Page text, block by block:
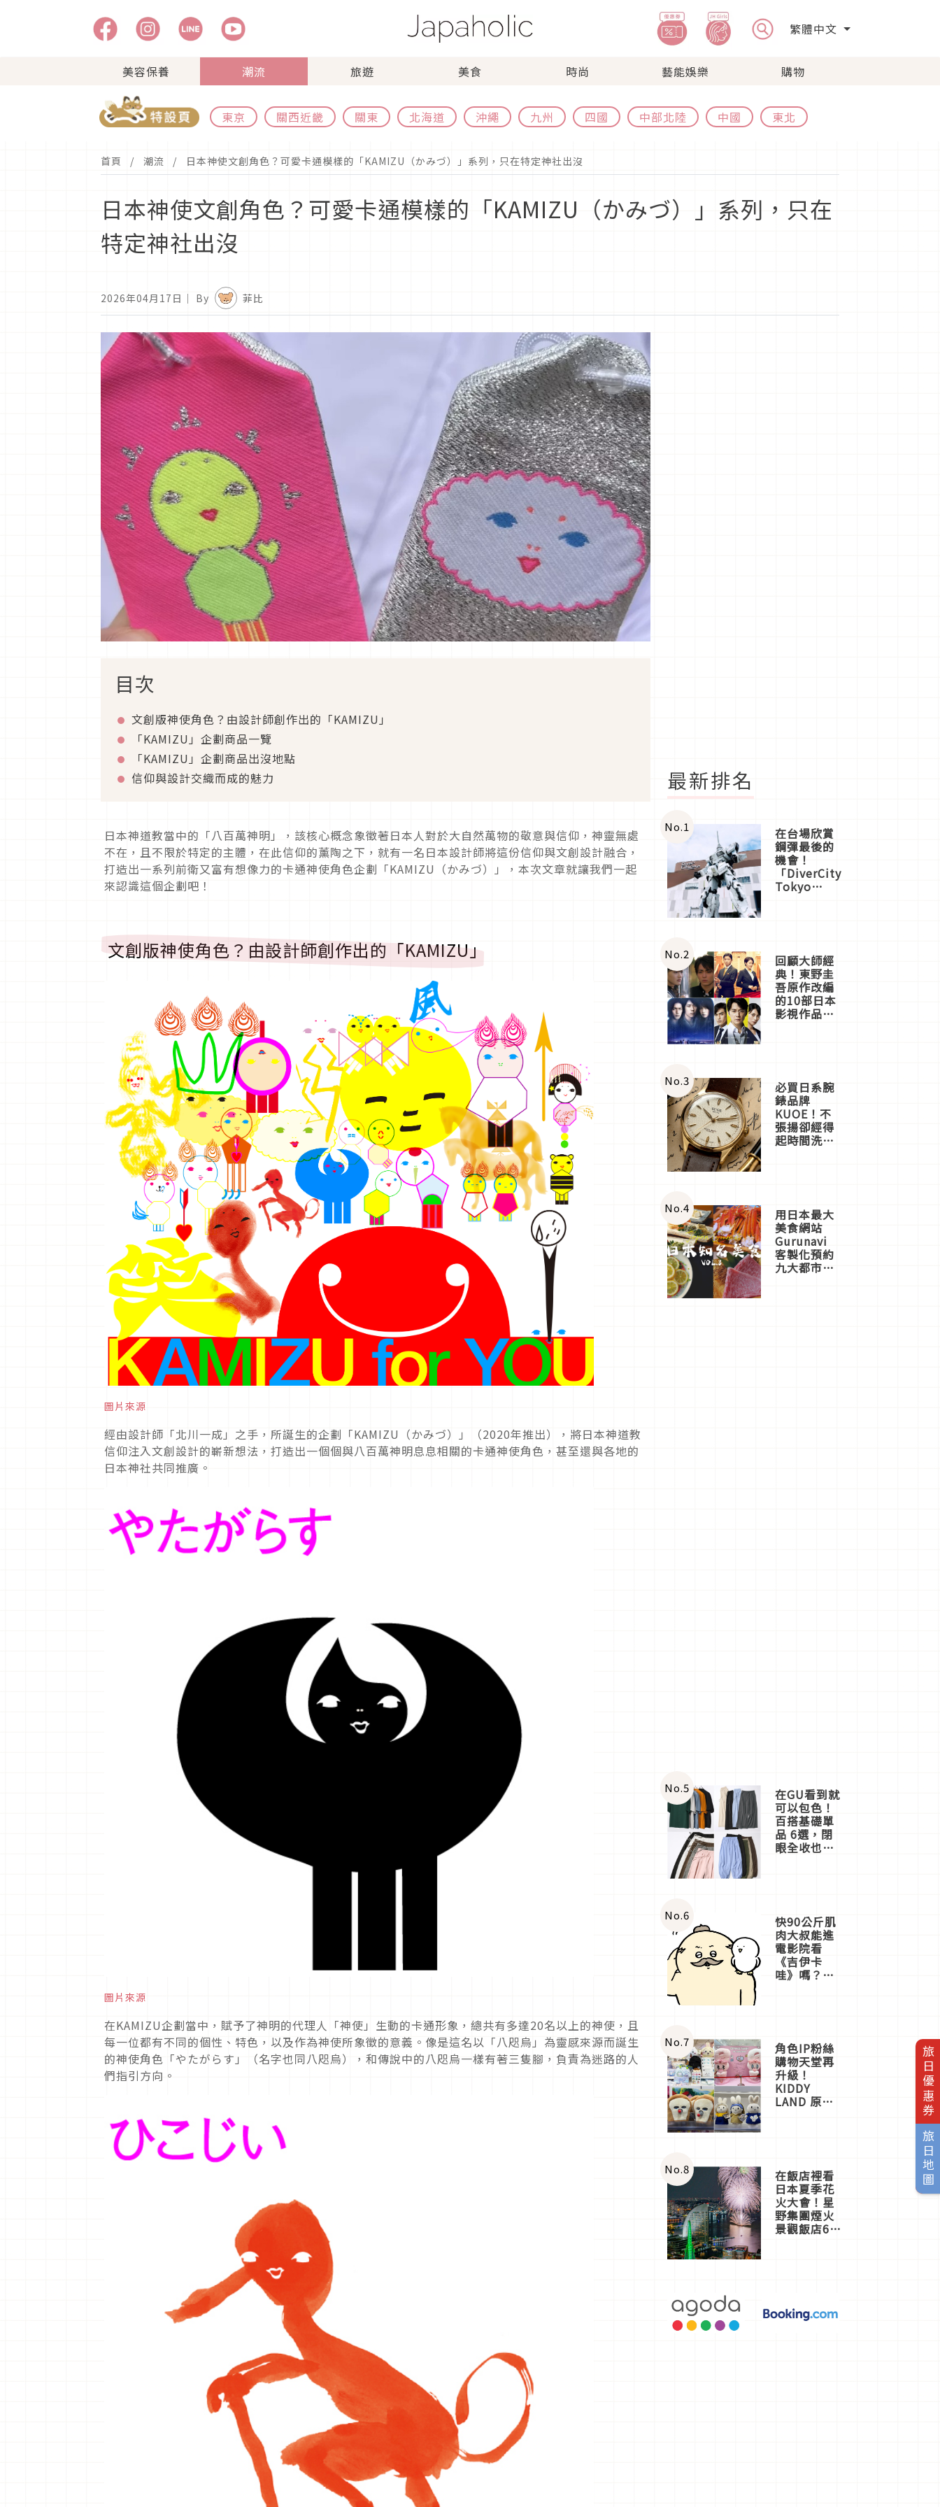
繁體中文
美容保養 潮流 旅遊 美食 時尚 藝能娛樂 購物
東京 關西近畿 關東 北海道 沖繩 九州 四國 中部北陸 中國 東北
旅日優惠券
旅日地圖
首頁 潮流 日本神使文創角色？可愛卡通模樣的「KAMIZU（かみづ）」系列，只在特定神社出沒
日本神使文創角色？可愛卡通模樣的「KAMIZU（かみづ）」系列，只在
特定神社出沒
2026年04月17日 ｜ By 菲比
目次
文創版神使角色？由設計師創作出的「KAMIZU」
「KAMIZU」企劃商品一覽
「KAMIZU」企劃商品出沒地點
信仰與設計交織而成的魅力
日本神道教當中的「八百萬神明」，該核心概念象徵著日本人對於大自然萬物的敬意與信仰，神靈無處
不在，且不限於特定的主體，在此信仰的薰陶之下，就有一名日本設計師將這份信仰與文創設計融合，
打造出一系列前衛又富有想像力的卡通神使角色企劃「KAMIZU（かみづ）」，本次文章就讓我們一起
來認識這個企劃吧！
文創版神使角色？由設計師創作出的「KAMIZU」
圖片來源
經由設計師「北川一成」之手，所誕生的企劃「KAMIZU（かみづ）」（2020年推出），將日本神道教
信仰注入文創設計的嶄新想法，打造出一個個與八百萬神明息息相關的卡通神使角色，甚至還與各地的
日本神社共同推廣。
圖片來源
在KAMIZU企劃當中，賦予了神明的代理人「神使」生動的卡通形象，總共有多達20名以上的神使，且
每一位都有不同的個性、特色，以及作為神使所象徵的意義。像是這名以「八咫烏」為靈感來源而誕生
的神使角色「やたがらす」（名字也同八咫烏），和傳說中的八咫烏一樣有著三隻腳，負責為迷路的人
們指引方向。
最新排名
No.1 在台場欣賞
鋼彈最後的
機會！
「DiverCity
Tokyo
體驗
No.2 回顧大師經
典！東野圭
吾原作改編
的10部日本
影視作品推
No.3 必買日系腕
錶品牌
KUOE！不
張揚卻經得
起時間洗鍊
No.4 用日本最大
美食網站
Gurunavi
客製化預約
九大都市餐
No.5 在GU看到就
可以包色！
百搭基礎單
品 6選，閉
眼全收也不
No.6 快90公斤肌
肉大叔能進
電影院看
《吉伊卡
哇》嗎？日
一同給出了
答案
No.7 角色IP粉絲
購物天堂再
升級！
KIDDY
LAND 原宿
店3分即達
No.8 在飯店裡看
日本夏季花
火大會！星
野集團煙火
景觀飯店6